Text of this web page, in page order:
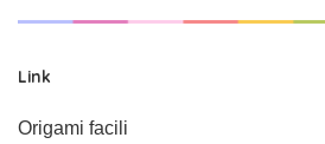
Link
Origami facili